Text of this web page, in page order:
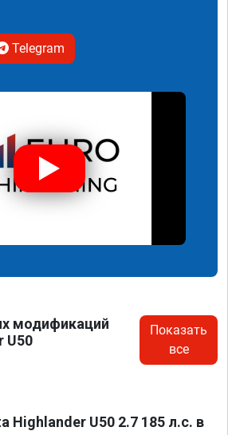
Telegram
модификаций
U50
Показать
все
Highlander U50 2.7 185 л.с. в